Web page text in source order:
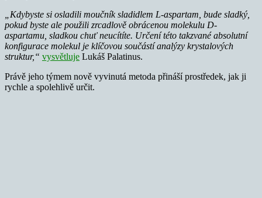
„Kdybyste si osladili moučník sladidlem L-aspartam, bude sladký,
pokud byste ale použili zrcadlově obrácenou molekulu D-
aspartamu, sladkou chuť neucítíte. Určení této takzvané absolutní
konfigurace molekul je klíčovou součástí analýzy krystalových
struktur,“ vysvětluje Lukáš Palatinus.
Právě jeho týmem nově vyvinutá metoda přináší prostředek, jak ji
rychle a spolehlivě určit.